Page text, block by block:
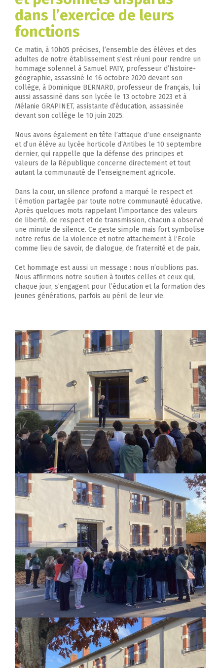
dans l’exercice de leurs
fonctions
Ce matin, à 10h05 précises, l’ensemble des élèves et des
adultes de notre établissement s’est réuni pour rendre un
hommage solennel à Samuel PATY, professeur d’histoire-
géographie, assassiné le 16 octobre 2020 devant son
collège, à Dominique BERNARD, professeur de français, lui
aussi assassiné dans son lycée le 13 octobre 2023 et à
Mélanie GRAPINET, assistante d’éducation, assassinée
devant son collège le 10 juin 2025.
Nous avons également en tête l’attaque d’une enseignante
et d’un élève au lycée horticole d’Antibes le 10 septembre
dernier, qui rappelle que la défense des principes et
valeurs de la République concerne directement et tout
autant la communauté de l’enseignement agricole.
Dans la cour, un silence profond a marqué le respect et
l’émotion partagée par toute notre communauté éducative.
Après quelques mots rappelant l’importance des valeurs
de liberté, de respect et de transmission, chacun a observé
une minute de silence. Ce geste simple mais fort symbolise
notre refus de la violence et notre attachement à l’Ecole
comme lieu de savoir, de dialogue, de fraternité et de paix.
Cet hommage est aussi un message : nous n’oublions pas.
Nous affirmons notre soutien à toutes celles et ceux qui,
chaque jour, s’engagent pour l’éducation et la formation des
jeunes générations, parfois au péril de leur vie.